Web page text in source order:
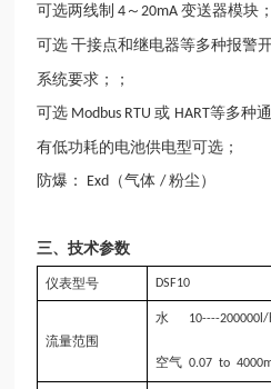
可选两线制 4 ～ 20mA变送器模块；
可选 干接点和继电器等多种报警
系统要求；；
可选 Modbus RTU或 HART等多种
有低功耗的电池供电型可选；
防爆：
Exd （气体/粉尘）
三、技术参数
仪表型号 DSF10
流量范围
水 10----200000l/
空气 0.07 to